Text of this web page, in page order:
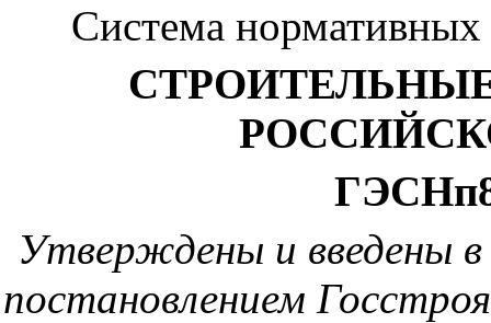
Система нормативных
Утверждены и введены в
постановлением